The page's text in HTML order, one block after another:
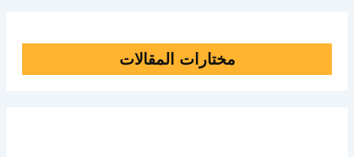
مختارات المقالات